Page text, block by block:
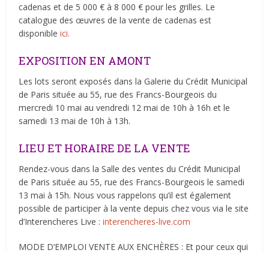
cadenas et de 5 000 € à 8 000 € pour les grilles. Le
catalogue des œuvres de la vente de cadenas est
disponibleici.
EXPOSITION EN AMONT
Les lots seront exposés dans la Galerie du Crédit Municipal
de Paris située au 55, rue des Francs-Bourgeois du
mercredi 10 mai au vendredi 12 mai de 10h à 16h et le
samedi 13 mai de 10h à 13h.
LIEU ET HORAIRE DE LA VENTE
Rendez-vous dans la Salle des ventes du Crédit Municipal
de Paris située au 55, rue des Francs-Bourgeois le samedi
13 mai à 15h. Nous vous rappelons qu’il est également
possible de participer à la vente depuis chez vous via le site
d’Interencheres Live :interencheres-live.com
MODE D’EMPLOI VENTE AUX ENCHÈRES : Et pour ceux qui